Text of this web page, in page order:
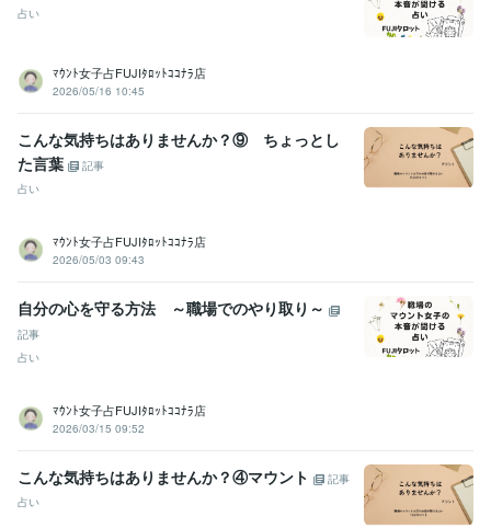
占い
ﾏｳﾝﾄ女子占FUJIﾀﾛｯﾄｺｺﾅﾗ店
2026/05/16 10:45
こんな気持ちはありませんか？⑨ ちょっとし
た言葉
記事
占い
ﾏｳﾝﾄ女子占FUJIﾀﾛｯﾄｺｺﾅﾗ店
2026/05/03 09:43
自分の心を守る方法 ～職場でのやり取り～
記事
占い
ﾏｳﾝﾄ女子占FUJIﾀﾛｯﾄｺｺﾅﾗ店
2026/03/15 09:52
こんな気持ちはありませんか？④マウント
記事
占い